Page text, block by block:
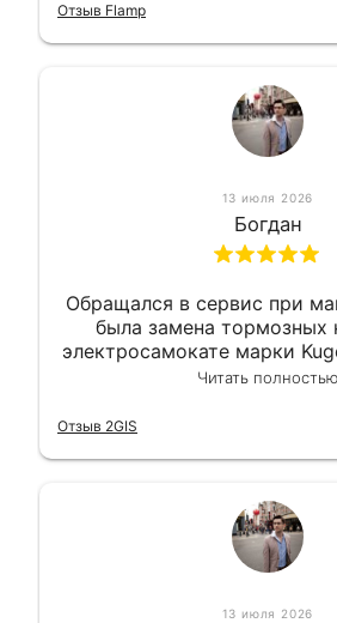
Отзыв Flamp
13 июля 2026
Богдан
Обращался в сервис при
была замена тормозных
электросамокате марки
сделали в лучшем виде и в
гарантии, поэтому и
Читать полностью
Отзыв 2GIS
13 июля 2026